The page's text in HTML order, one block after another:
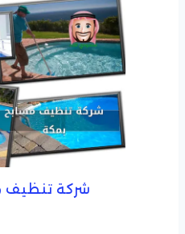
شركة تنظيف